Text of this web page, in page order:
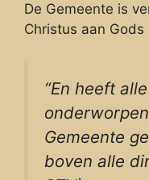
De Gemeente is
Christus aan
“En heeft
Gemeente
boven alle